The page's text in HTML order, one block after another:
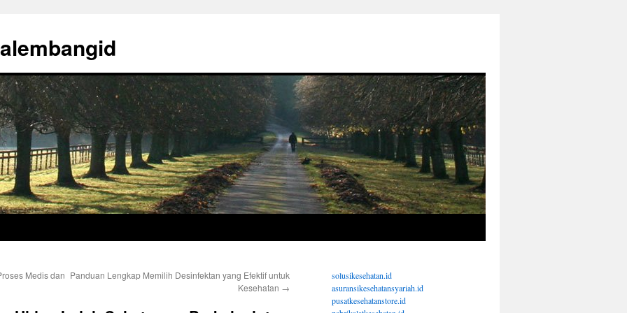
Medis dan Panduan Lengkap Memilih Desinfektan yang Efektif untuk
Kesehatan →
solusikesehatan.id
asuransikesehatansyariah.id
pusatkesehatanstore.id